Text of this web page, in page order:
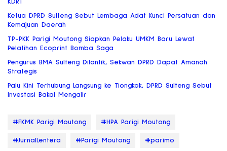
KDRT
Ketua DPRD Sulteng Sebut Lembaga Adat Kunci Persatuan dan
Kemajuan Daerah
TP-PKK Parigi Moutong Siapkan Pelaku UMKM Baru Lewat
Pelatihan Ecoprint Bomba Saga
Pengurus BMA Sulteng Dilantik, Sekwan DPRD Dapat Amanah
Strategis
Palu Kini Terhubung Langsung ke Tiongkok, DPRD Sulteng Sebut
Investasi Bakal Mengalir
#FKMK Parigi Moutong #HPA Parigi Moutong
#JurnalLentera #Parigi Moutong #parimo